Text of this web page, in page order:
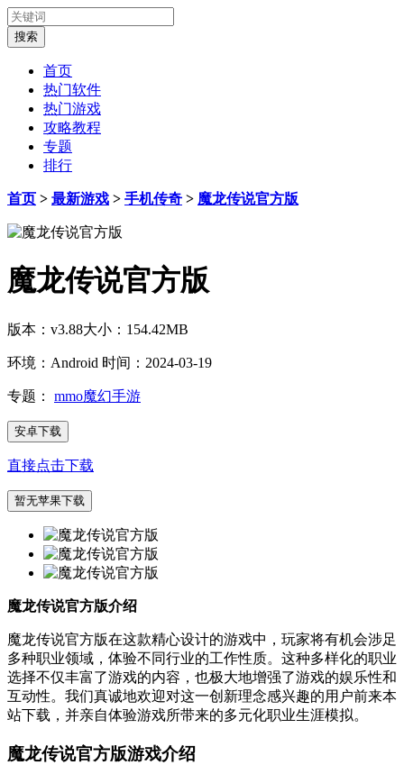
首页
热门软件
热门游戏
攻略教程
专题
排行
首页 > 最新游戏 > 手机传奇 > 魔龙传说官方版
魔龙传说官方版
版本：v3.88大小：154.42MB
环境：Android 时间：2024-03-19
专题： mmo魔幻手游
安卓下载
直接点击下载
暂无苹果下载
魔龙传说官方版介绍
魔龙传说官方版在这款精心设计的游戏中，玩家将有机会涉足
多种职业领域，体验不同行业的工作性质。这种多样化的职业
选择不仅丰富了游戏的内容，也极大地增强了游戏的娱乐性和
互动性。我们真诚地欢迎对这一创新理念感兴趣的用户前来本
站下载，并亲自体验游戏所带来的多元化职业生涯模拟。
魔龙传说官方版游戏介绍